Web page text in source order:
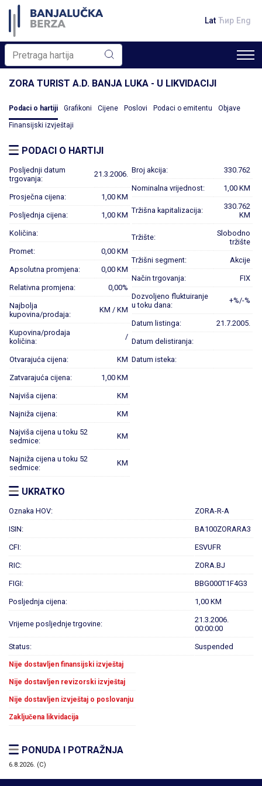
Lat Ћир Eng
ZORA TURIST A.D. BANJA LUKA - U LIKVIDACIJI
Podaci o hartiji Grafikoni Cijene Poslovi Podaci o emitentu Objave
Finansijski izvještaji
PODACI O HARTIJI
Posljednji datum
trgovanja:
21.3.2006.
Prosječna cijena: 1,00 KM
Posljednja cijena: 1,00 KM
Količina:
Promet: 0,00 KM
Apsolutna promjena: 0,00 KM
Relativna promjena: 0,00%
Najbolja
kupovina/prodaja:
KM / KM
Kupovina/prodaja
količina:
/
Otvarajuća cijena: KM
Zatvarajuća cijena: 1,00 KM
Najviša cijena: KM
Najniža cijena: KM
Najviša cijena u toku 52
sedmice:
KM
Najniža cijena u toku 52
sedmice:
KM
Broj akcija: 330.762
Nominalna vrijednost: 1,00 KM
Tržišna kapitalizacija:
330.762
KM
Tržište:
Slobodno
tržište
Tržišni segment: Akcije
Način trgovanja: FIX
Dozvoljeno fluktuiranje
u toku dana:
+%/-%
Datum listinga: 21.7.2005.
Datum delistiranja:
Datum isteka:
UKRATKO
Oznaka HOV: ZORA-R-A
ISIN: BA100ZORARA3
CFI: ESVUFR
RIC: ZORA.BJ
FIGI: BBG000T1F4G3
Posljednja cijena: 1,00 KM
Vrijeme posljednje trgovine:
21.3.2006.
00:00:00
Status: Suspended
Nije dostavljen finansijski izvještaj
Nije dostavljen revizorski izvještaj
Nije dostavljen izvještaj o poslovanju
Zaključena likvidacija
PONUDA I POTRAŽNJA
6.8.2026. (C)